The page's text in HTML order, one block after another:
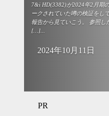
7&i HD(3382)が2024年2月期
ークされていた噂の検証をし
報告から見ていこう。 参照し
[…]...
2024年10月11日
PR